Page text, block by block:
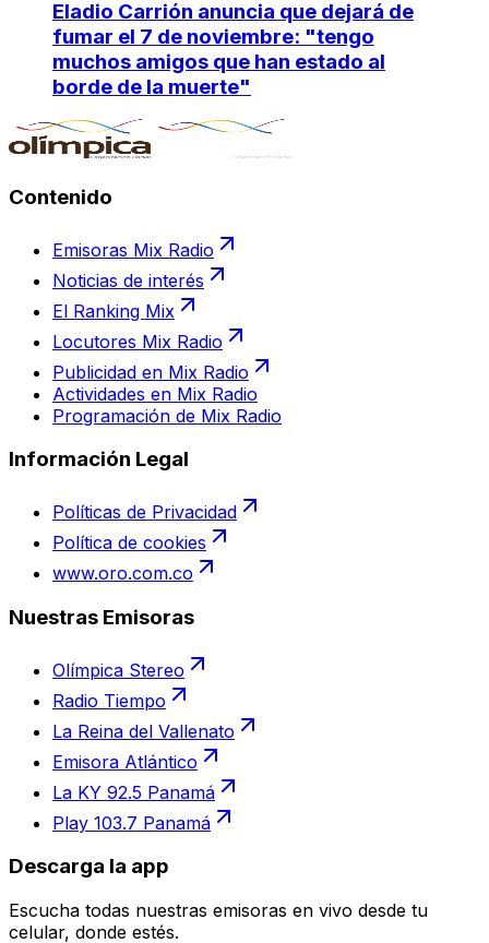
Eladio Carrión anuncia que dejará de
fumar el 7 de noviembre: "tengo
muchos amigos que han estado al
borde de la muerte"
Contenido
Emisoras Mix Radio
Noticias de interés
El Ranking Mix
Locutores Mix Radio
Publicidad en Mix Radio
Actividades en Mix Radio
Programación de Mix Radio
Información Legal
Políticas de Privacidad
Política de cookies
www.oro.com.co
Nuestras Emisoras
Olímpica Stereo
Radio Tiempo
La Reina del Vallenato
Emisora Atlántico
La KY 92.5 Panamá
Play 103.7 Panamá
Descarga la app
Escucha todas nuestras emisoras en vivo desde tu
celular, donde estés.